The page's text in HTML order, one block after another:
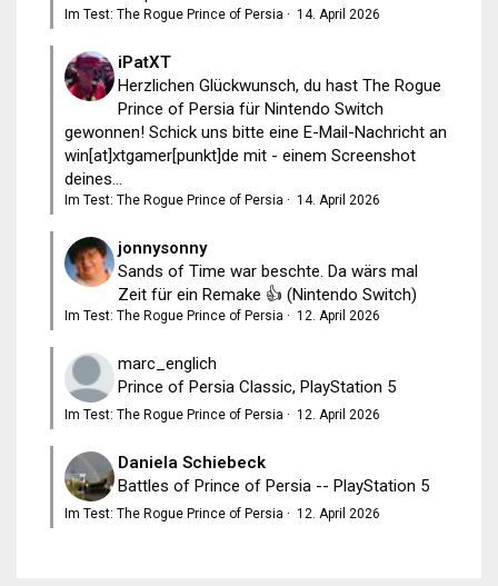
Im Test: The Rogue Prince of Persia · 14. April 2026
iPatXT
Herzlichen Glückwunsch, du hast The Rogue
Prince of Persia für Nintendo Switch
gewonnen! Schick uns bitte eine E-Mail-Nachricht an
win[at]xtgamer[punkt]de mit - einem Screenshot
deines...
Im Test: The Rogue Prince of Persia · 14. April 2026
jonnysonny
Sands of Time war beschte. Da wärs mal
Zeit für ein Remake 👍 (Nintendo Switch)
Im Test: The Rogue Prince of Persia · 12. April 2026
marc_englich
Prince of Persia Classic, PlayStation 5
Im Test: The Rogue Prince of Persia · 12. April 2026
Daniela Schiebeck
Battles of Prince of Persia -- PlayStation 5
Im Test: The Rogue Prince of Persia · 12. April 2026